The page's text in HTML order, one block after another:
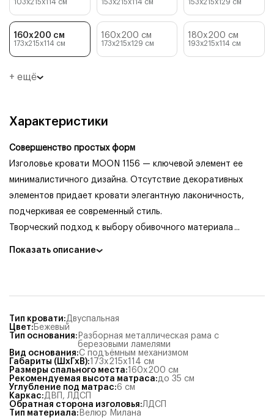
103x215x114 см 153x215x114 см 153x215x129 см
160x200 см
173x215x114 см
160x200 см
173x215x129 см
180x200 см
193x215x114 см
+ ещё
Характеристики
Совершенство простых форм
Изголовье кровати MOON 1156 — ключевой элемент ее
минималистичного дизайна. Отсутствие декоративных
элементов придает кровати элегантную лаконичность,
подчеркивая ее современный стиль.
Творческий подход к выбору обивочного материала ...
Показать описание
Тип кровати:Двуспальная
Цвет: Бежевый
Тип основания: Разборная металлическая рама с
березовыми ламелями
Вид основания:С подъёмным механизмом
Габариты (ШхГхВ):173x215x114 см
Размеры спального места:160x200 см
Рекомендуемая высота матраса:до 35 см
Углубление под матрас:6 см
Каркас:ДВП , ЛДСП
Обратная сторона изголовья:ЛДСП
Тип материала: Велюр Милана